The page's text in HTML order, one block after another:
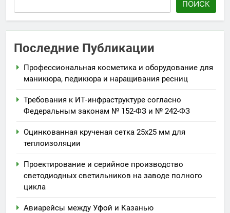
ПОИСК
Последние Публикации
Профессиональная косметика и оборудование для
маникюра, педикюра и наращивания ресниц
Требования к ИТ-инфраструктуре согласно
Федеральным законам № 152-ФЗ и № 242-ФЗ
Оцинкованная крученая сетка 25х25 мм для
теплоизоляции
Проектирование и серийное производство
светодиодных светильников на заводе полного
цикла
Авиарейсы между Уфой и Казанью